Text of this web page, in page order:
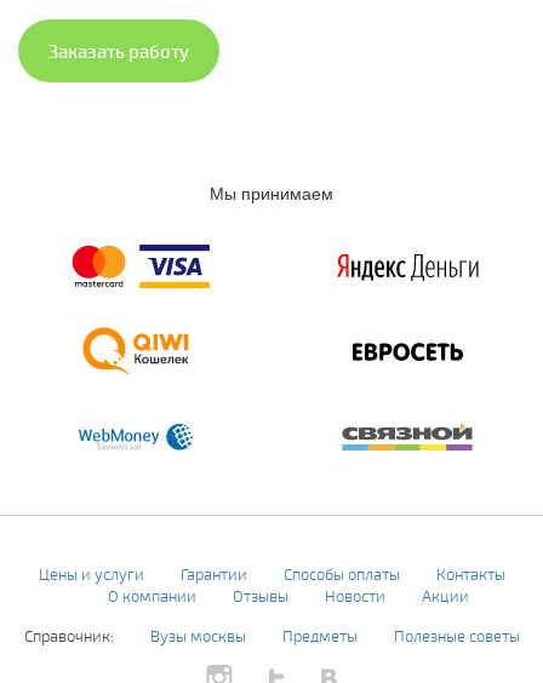
Заказать работу
Мы принимаем
Цены и услуги Гарантии Способы оплаты
Контакты
О компании
Отзывы Новости Акции
Справочник: Вузы москвы Предметы Полезные советы